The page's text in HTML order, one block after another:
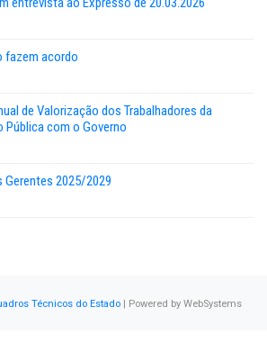
fazem acordo
de Valorização dos Trabalhadores da
Pública com o Governo
Gerentes 2025/2029
Técnicos do Estado | Powered by WebSystems